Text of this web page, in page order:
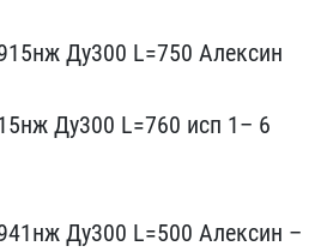
Ду300 L=750 Алекс​ин
Ду300 L=7​60 исп 1– 6
Ду30​0 L=500 Алексин –